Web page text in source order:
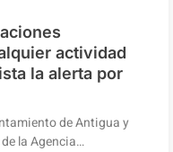
actividad
la alerta por
de Antigua y
la Agencia…